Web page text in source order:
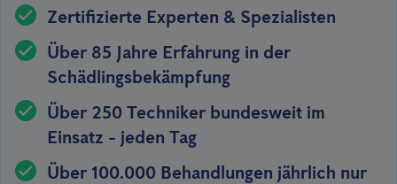
Zertifizierte Experten & Spezialisten
Über 85 Jahre Erfahrung in der
Schädlingsbekämpfung
Über 250 Techniker bundesweit im
Einsatz - jeden Tag
Über 100.000 Behandlungen jährlich nur